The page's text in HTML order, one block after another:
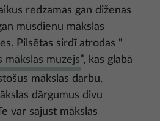
redzamas gan diženas
mūsdienu mākslas
Pilsētas sirdī atrodas “
mākslas muzejs”, kas glabā
mākslas darbu,
dārgumus divu
var sajust mākslas